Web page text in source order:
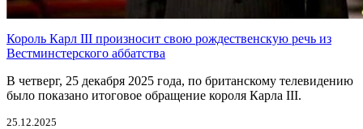
Король Карл III произносит свою рождественскую речь из
Вестминстерского аббатства
В четверг, 25 декабря 2025 года, по британскому телевидению
было показано итоговое обращение короля Карла III.
25.12.2025